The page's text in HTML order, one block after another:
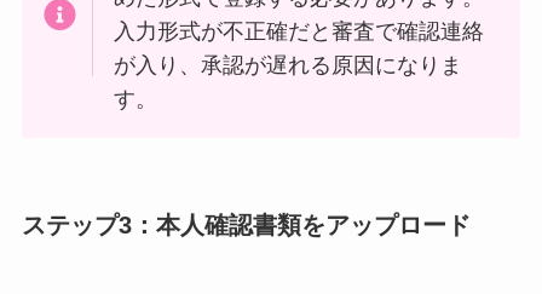
入力形式が不正確だと審査で確認連絡
が入り、承認が遅れる原因になりま
す。
ステップ3：本人確認書類をアップロード